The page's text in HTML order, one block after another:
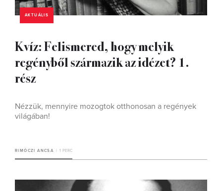
AKTUÁLIS
Kvíz: Felismered, hogy melyik
regényből származik az idézet? 1.
rész
Nézzük, mennyire mozogtok otthonosan a regények
világában!
RIMÓCZI ANCSA 1 PERC